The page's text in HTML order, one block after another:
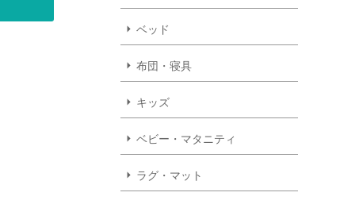
ベッド
布団・寝具
キッズ
ベビー・マタニティ
ラグ・マット